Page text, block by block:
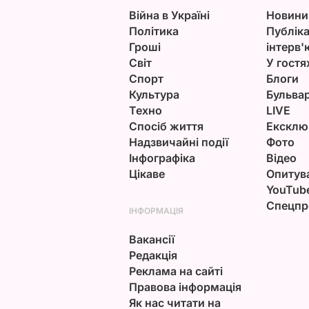
Війна в Україні
Політика
Гроші
Світ
Спорт
Культура
Техно
Спосіб життя
Надзвичайні події
Інфографіка
Цікаве
Новини
У
Блоги
LIVE
Фото
Відео
ІНФОРМАЦІЯ
Вакансії
Редакція
Реклама на сайті
Правова інформація
Як нас читати на